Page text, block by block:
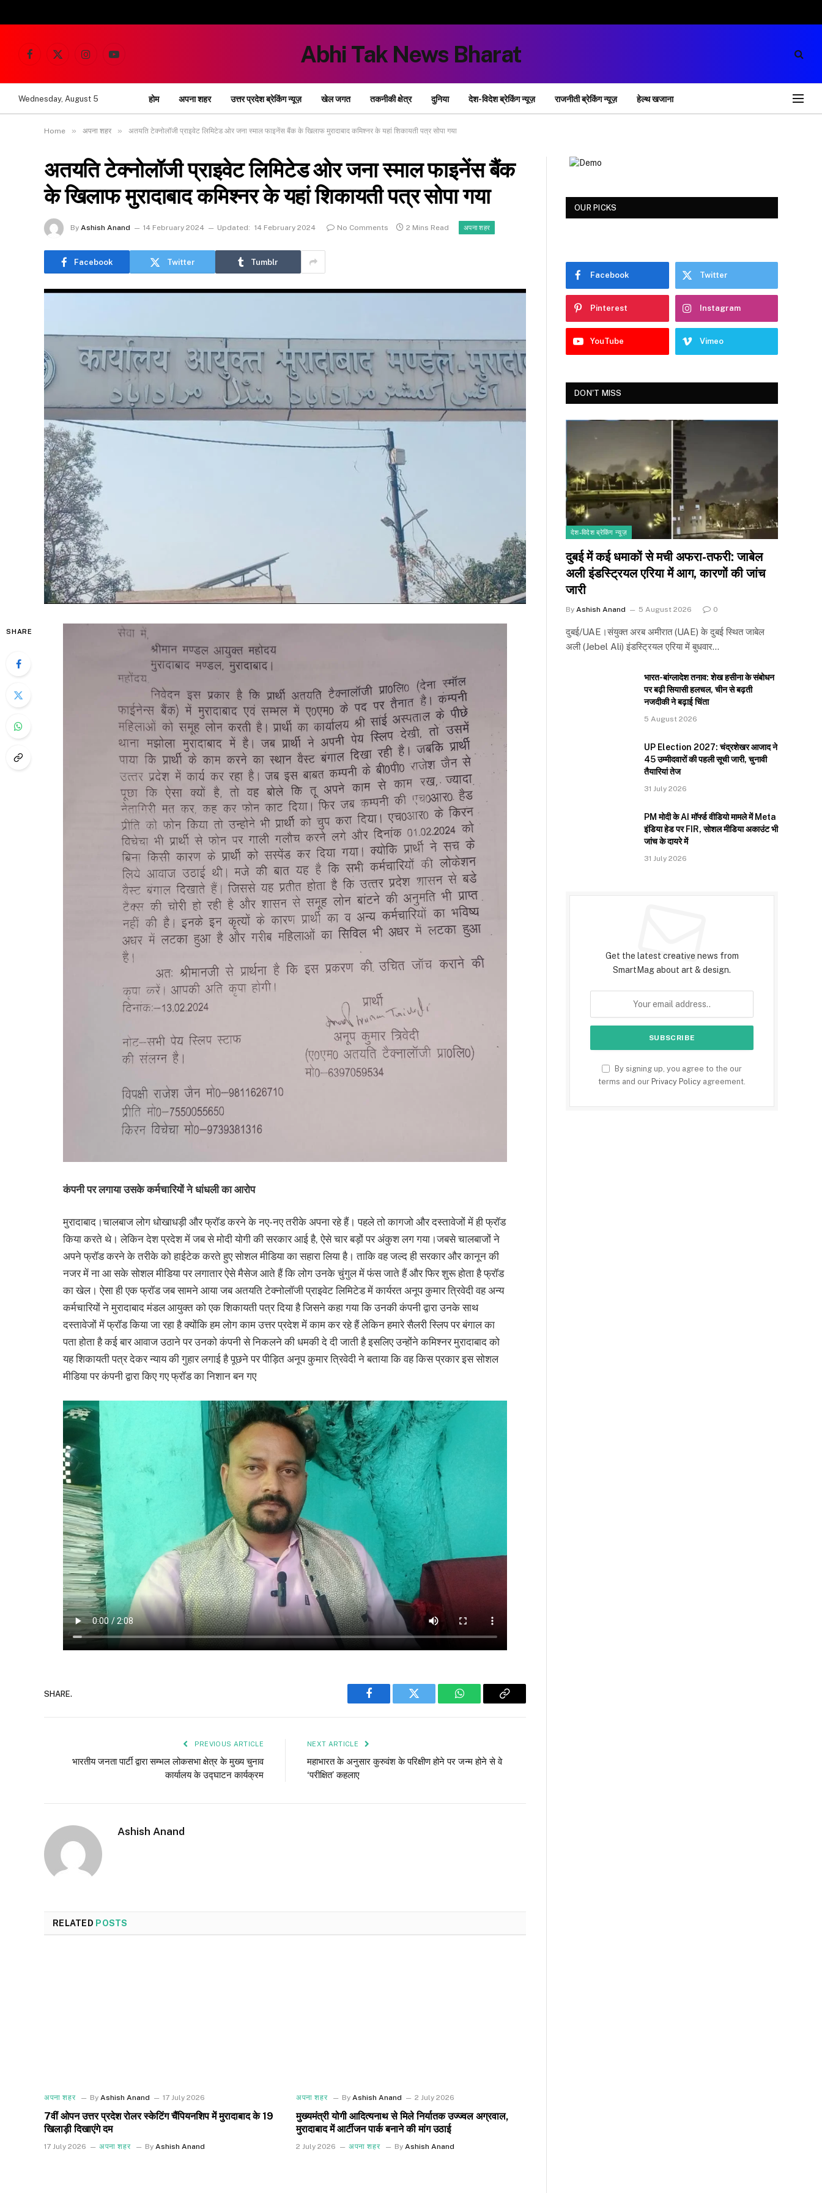
Facebook
X
InstagramYouTube Abhi Tak News Bharat
Wednesday, August 5 होम अपना शहर उत्तर प्रदेश ब्रेकिंग न्यूज़ खेल जगत तकनीकी क्षेत्र दुनिया देश-विदेश ब्रेकिंग न्यूज़ राजनीती ब्रेकिंग न्यूज़ हेल्थ खजाना
Home » अपना शहर » अतयति टेक्नोलॉजी प्राइवेट लिमिटेड ओर जना स्माल फाइनेंस बैंक के खिलाफ मुरादाबाद कमिश्नर के यहां शिकायती पत्र सोपा गया
अतयति टेक्नोलॉजी प्राइवेट लिमिटेड ओर जना स्माल फाइनेंस बैंक
के खिलाफ मुरादाबाद कमिश्नर के यहां शिकायती पत्र सोपा गया
By Ashish Anand 14 February 2024 Updated: 14 February 2024 No Comments 2 Mins Read अपना शहर
Facebook Twitter Tumblr
SHARE
कंपनी पर लगाया उसके कर्मचारियों ने धांधली का आरोप
मुरादाबाद।चालबाज लोग धोखाधड़ी और फ्रॉड करने के नए-नए तरीके अपना रहे हैं। पहले तो कागजो और दस्तावेजों में ही फ्रॉड
किया करते थे। लेकिन देश प्रदेश में जब से मोदी योगी की सरकार आई है, ऐसे चार बड़ों पर अंकुश लग गया।जबसे चालबाजों ने
अपने फ्रॉड करने के तरीके को हाईटेक करते हुए सोशल मीडिया का सहारा लिया है। ताकि वह जल्द ही सरकार और कानून की
नजर में ना आ सके सोशल मीडिया पर लगातार ऐसे मैसेज आते हैं कि लोग उनके चुंगुल में फंस जाते हैं और फिर शुरू होता है फ्रॉड
का खेल। ऐसा ही एक फ्रॉड जब सामने आया जब अतयति टेक्नोलॉजी प्राइवेट लिमिटेड में कार्यरत अनूप कुमार त्रिवेदी वह अन्य
कर्मचारियों ने मुरादाबाद मंडल आयुक्त को एक शिकायती पत्र दिया है जिसने कहा गया कि उनकी कंपनी द्वारा उनके साथ
दस्तावेजों में फ्रॉड किया जा रहा है क्योंकि हम लोग काम उत्तर प्रदेश में काम कर रहे हैं लेकिन हमारे सैलरी स्लिप पर बंगाल का
पता होता है कई बार आवाज उठाने पर उनको कंपनी से निकलने की धमकी दे दी जाती है इसलिए उन्होंने कमिश्नर मुरादाबाद को
यह शिकायती पत्र देकर न्याय की गुहार लगाई है पूछने पर पीड़ित अनूप कुमार त्रिवेदी ने बताया कि वह किस प्रकार इस सोशल
मीडिया पर कंपनी द्वारा किए गए फ्रॉड का निशान बन गए
SHARE.
Facebook Twitter WhatsAppCopy
PREVIOUS ARTICLE
भारतीय जनता पार्टी द्वारा सम्भल लोकसभा क्षेत्र के मुख्य चुनाव
कार्यालय के उद्घाटन कार्यक्रम
NEXT ARTICLE
महाभारत के अनुसार कुरुवंश के परिक्षीण होने पर जन्म होने से वे
‘परीक्षित’ कहलाए
Ashish Anand
RELATED POSTS
अपना शहर By Ashish Anand 17 July 2026
7वीं ओपन उत्तर प्रदेश रोलर स्केटिंग चैंपियनशिप में मुरादाबाद के 19
खिलाड़ी दिखाएंगे दम
17 July 2026 अपना शहर By Ashish Anand
अपना शहर By Ashish Anand 2 July 2026
मुख्यमंत्री योगी आदित्यनाथ से मिले निर्यातक उज्ज्वल अग्रवाल,
मुरादाबाद में आर्टीजन पार्क बनाने की मांग उठाई
2 July 2026 अपना शहर By Ashish Anand
OUR PICKS
Facebook Twitter
Pinterest Instagram
YouTube Vimeo
DON'T MISS
देश-विदेश ब्रेकिंग न्यूज़
दुबई में कई धमाकों से मची अफरा-तफरी: जाबेल
अली इंडस्ट्रियल एरिया में आग, कारणों की जांच
जारी
By Ashish Anand 5 August 2026 0
दुबई/UAE।संयुक्त अरब अमीरात (UAE) के दुबई स्थित जाबेल
अली (Jebel Ali) इंडस्ट्रियल एरिया में बुधवार…
भारत-बांग्लादेश तनाव: शेख हसीना के संबोधन
पर बढ़ी सियासी हलचल, चीन से बढ़ती
नजदीकी ने बढ़ाई चिंता
5 August 2026
UP Election 2027: चंद्रशेखर आजाद ने
45 उम्मीदवारों की पहली सूची जारी, चुनावी
तैयारियां तेज
31 July 2026
PM मोदी के AI मॉर्फ्ड वीडियो मामले में Meta
इंडिया हेड पर FIR, सोशल मीडिया अकाउंट भी
जांच के दायरे में
31 July 2026
Get the latest creative news from
SmartMag about art & design.
By signing up, you agree to the our
terms and our Privacy Policy agreement.